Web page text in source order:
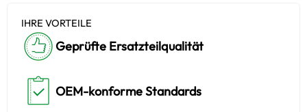
IHRE VORTEILE
Geprüfte Ersatzteilqualität
OEM-konforme Standards